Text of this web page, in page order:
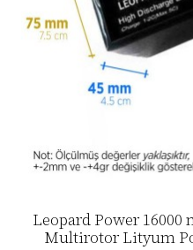
Leopard Power 16000
Multirotor Lityum